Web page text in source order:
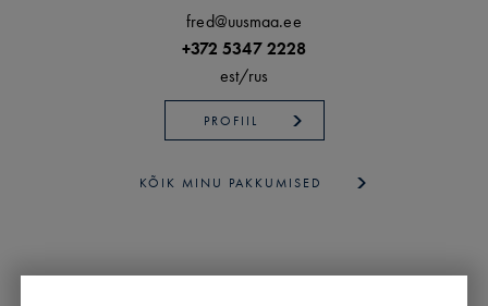
fred@uusmaa.ee
+372 5347 2228
est/rus
PROFIIL
KÕIK MINU PAKKUMISED